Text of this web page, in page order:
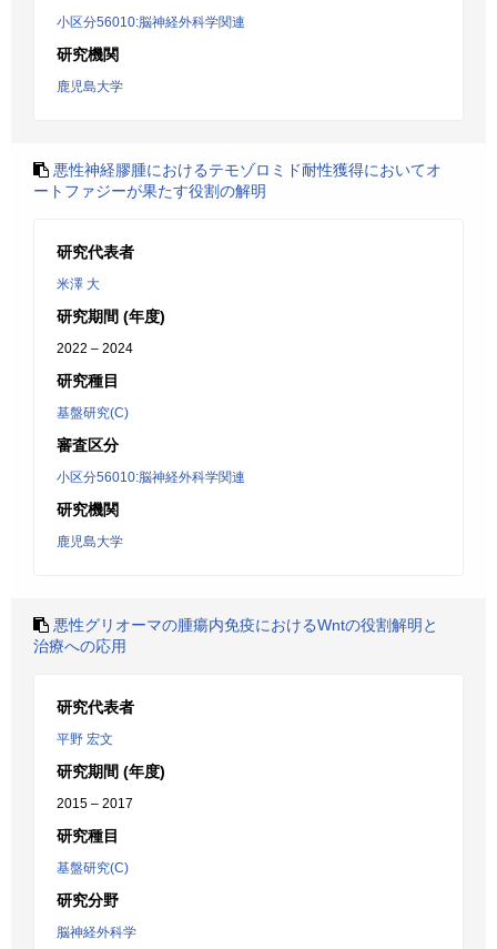
小区分56010:脳神経外科学関連
研究機関
鹿児島大学
悪性神経膠腫におけるテモゾロミド耐性獲得においてオ
ートファジーが果たす役割の解明
研究代表者
米澤 大
研究期間 (年度)
2022 – 2024
研究種目
基盤研究(C)
審査区分
小区分56010:脳神経外科学関連
研究機関
鹿児島大学
悪性グリオーマの腫瘍内免疫におけるWntの役割解明と
治療への応用
研究代表者
平野 宏文
研究期間 (年度)
2015 – 2017
研究種目
基盤研究(C)
研究分野
脳神経外科学